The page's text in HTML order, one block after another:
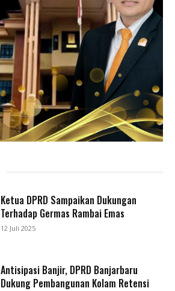
Ketua DPRD Sampaikan Dukungan
Terhadap Germas Rambai Emas
12 Juli 2025
Antisipasi Banjir, DPRD Banjarbaru
Dukung Pembangunan Kolam Retensi